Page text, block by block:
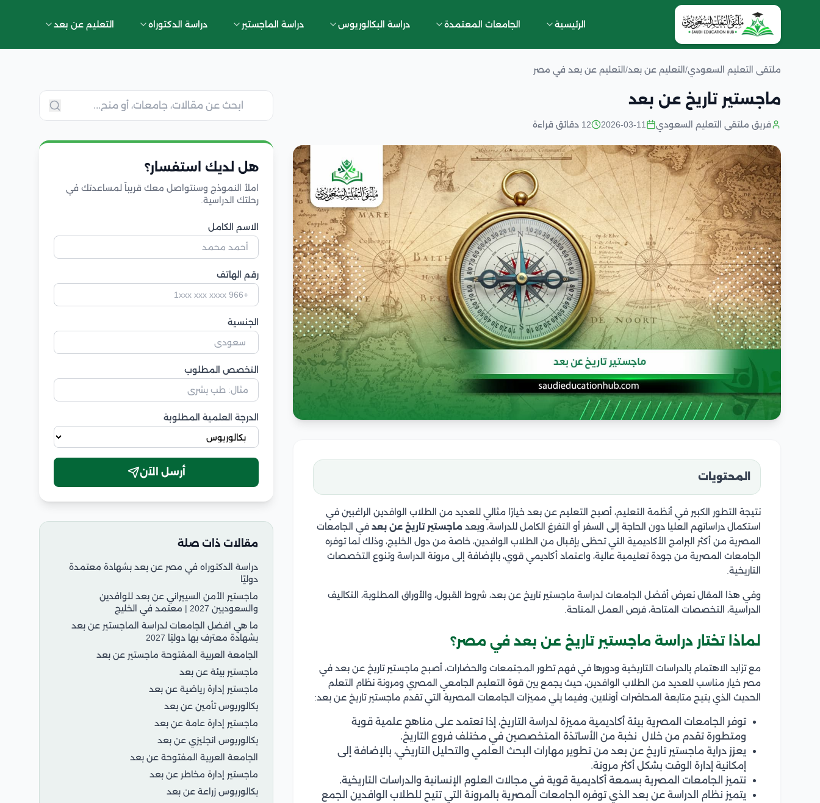
الرئيسية الجامعات المعتمدة دراسة البكالوريوس دراسة الماجستير دراسة الدكتوراه التعليم عن بعد
ملتقى التعليم السعودي/ التعليم عن بعد/ التعليم عن بعد في مصر
ماجستير تاريخ عن بعد
فريق ملتقى التعليم السعودي 2026-03-11 12 دقائق قراءة
المحتويات
نتيجة التطور الكبير في أنظمة التعليم، أصبح التعليم عن بعد خيارًا مثالي للعديد من الطلاب الوافدين الراغبين في
استكمال دراساتهم العليا دون الحاجة إلى السفر أو التفرغ الكامل للدراسة، ويعد ماجستير تاريخ عن بعد في الجامعات
المصرية من أكثر البرامج الأكاديمية التي تحظى بإقبال من الطلاب الوافدين، خاصة من دول الخليج، وذلك لما توفره
الجامعات المصرية من جودة تعليمية عالية، واعتماد أكاديمي قوي، بالإضافة إلى مرونة الدراسة وتنوع التخصصات
التاريخية.
وفي هذا المقال نعرض أفضل الجامعات لدراسة ماجستير تاريخ عن بعد، شروط القبول، والأوراق المطلوبة، التكاليف
الدراسية، التخصصات المتاحة، فرص العمل المتاحة.
لماذا تختار دراسة ماجستير تاريخ عن بعد في مصر؟
مع تزايد الاهتمام بالدراسات التاريخية ودورها في فهم تطور المجتمعات والحضارات، أصبح ماجستير تاريخ عن بعد في
مصر خيار مناسب للعديد من الطلاب الوافدين، حيث يجمع بين قوة التعليم الجامعي المصري ومرونة نظام التعلم
الحديث الذي يتيح متابعة المحاضرات أونلاين، وفيما يلي مميزات الجامعات المصرية التي تقدم ماجستير تاريخ عن بعد:
توفر الجامعات المصرية بيئة أكاديمية مميزة لدراسة التاريخ، إذا تعتمد على مناهج علمية قوية
ومتطورة تقدم من خلال نخبة من الأساتذة المتخصصين في مختلف فروع التاريخ.
يعزز دراية ماجستير تاريخ عن بعد من تطوير مهارات البحث العلمي والتحليل التاريخي، بالإضافة إلى
إمكانية إدارة الوقت بشكل أكثر مرونة.
تتميز الجامعات المصرية بسمعة أكاديمية قوية في مجالات العلوم الإنسانية والدراسات التاريخية.
يتميز نظام الدراسة عن بعد الذي توفره الجامعات المصرية بالمرونة التي تتيح للطلاب الوافدين الجمع
هل لديك استفسار؟
املأ النموذج وسنتواصل معك قريباً لمساعدتك في
رحلتك الدراسية.
الاسم الكامل
رقم الهاتف
الجنسية
التخصص المطلوب
الدرجة العلمية المطلوبة
أرسل الآن
مقالات ذات صلة
دراسة الدكتوراه في مصر عن بعد بشهادة معتمدة
دوليًا
ماجستير الأمن السيبراني عن بعد للوافدين
والسعوديين 2027 | معتمد في الخليج
ما هي افضل الجامعات لدراسة الماجستير عن بعد
بشهادة معترف بها دوليًا 2027
الجامعة العربية المفتوحة ماجستير عن بعد
ماجستير بيئة عن بعد
ماجستير إدارة رياضية عن بعد
بكالوريوس تأمين عن بعد
ماجستير إدارة عامة عن بعد
بكالوريوس انجليزي عن بعد
الجامعة العربية المفتوحة عن بعد
ماجستير إدارة مخاطر عن بعد
بكالوريوس زراعة عن بعد